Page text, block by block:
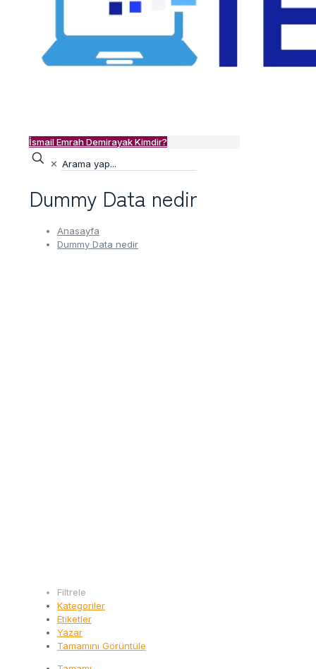
İsmail Emrah Demirayak Kimdir?
✕
Dummy Data nedir
Anasayfa
Dummy Data nedir
Filtrele
Kategoriler
Etiketler
Yazar
Tamamını Görüntüle